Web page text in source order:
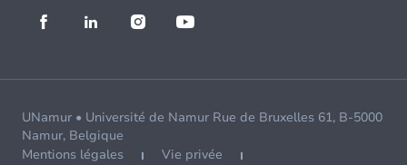
UNamur • Université de Namur Rue de Bruxelles 61, B-5000
Namur, Belgique
Mentions légales
Vie privée